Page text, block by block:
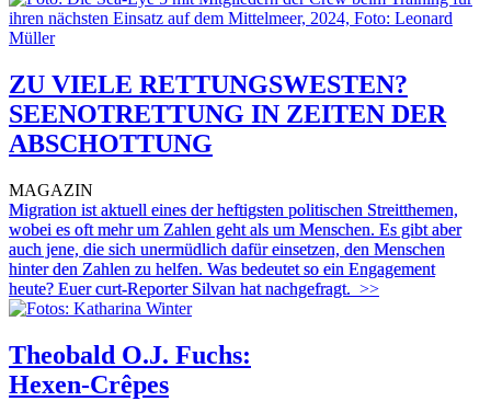
ZU VIELE RETTUNGSWESTEN?
SEENOTRETTUNG IN ZEITEN DER
ABSCHOTTUNG
MAGAZIN
Migration ist aktuell eines der heftigsten politischen Streitthemen,
wobei es oft mehr um Zahlen geht als um Menschen. Es gibt aber
auch jene, die sich unermüdlich dafür einsetzen, den Menschen
hinter den Zahlen zu helfen. Was bedeutet so ein Engagement
heute? Euer curt-Reporter Silvan hat nachgefragt. >>
Theobald O.J. Fuchs:
Hexen-Crêpes